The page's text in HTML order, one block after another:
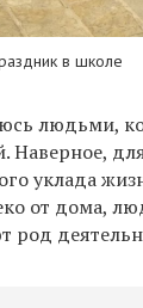
в школе
людьми,
Наверное,
уклада
от дома,
род